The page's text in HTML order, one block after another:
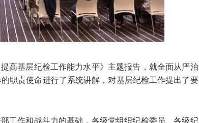
高基层纪检工作能力水平》主题报告，就全面从严治
职责使命进行了系统讲解，对基层纪检工作提出了要
工作和战斗力的基础，各级党组织纪检委员、各级纪